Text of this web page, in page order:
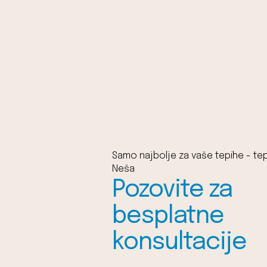
Samo najbolje za vaše tepihe -
Neša
Pozovite za
besplatne
konsultacije